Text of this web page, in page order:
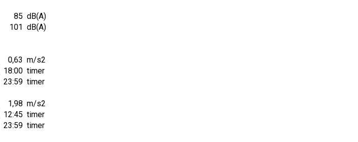
85 dB(A)
101 dB(A)
0,63 m/s2
18:00 timer
23:59 timer
1,98 m/s2
12:45 timer
23:59 timer